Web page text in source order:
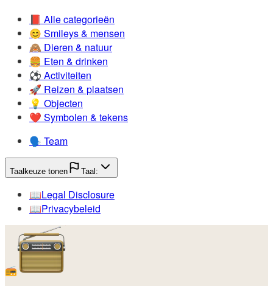
📕️ Alle categorieën
😊️ Smileys & mensen
🙈️ Dieren & natuur
🍔️ Eten & drinken
⚽️ Activiteiten
🚀️ Reizen & plaatsen
💡️ Objecten
❤️ Symbolen & tekens
🗣️ Team
Taalkeuze tonen Taal:
📖️Legal Disclosure
📖️Privacybeleid
📻